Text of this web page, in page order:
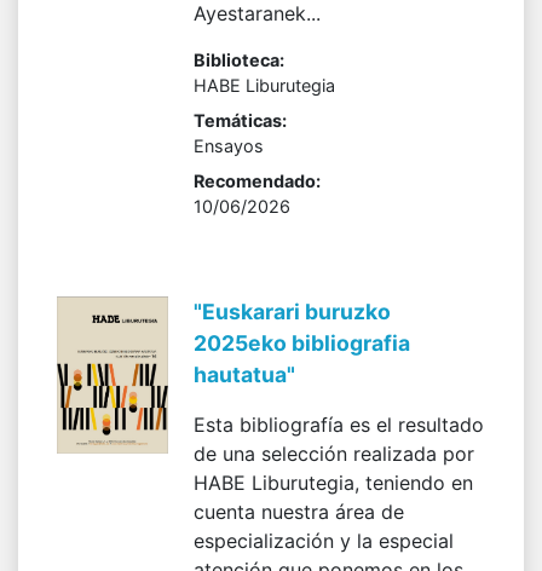
Ayestaranek...
Biblioteca:
HABE Liburutegia
Temáticas:
Ensayos
Recomendado:
10/06/2026
"Euskarari buruzko
2025eko bibliografia
hautatua"
Esta bibliografía es el resultado
de una selección realizada por
HABE Liburutegia, teniendo en
cuenta nuestra área de
especialización y la especial